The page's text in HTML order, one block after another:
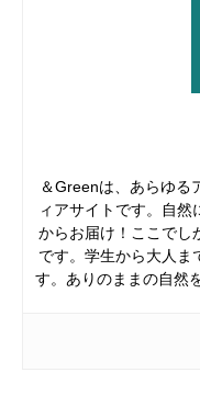
＆Greenは、あらゆる
ィアサイトです。自
からお届け！ここでし
です。学生から大人ま
す。ありのままの自然